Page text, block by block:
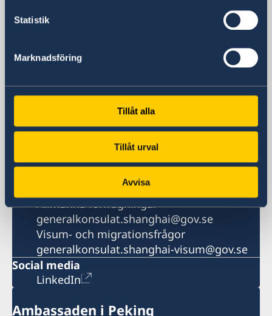
Statistik
Marknadsföring
Tillåt alla
Tillåt urval
Avvisa
1521-1541 Shanghai Central Plaza
Shanghai 200020
Telefonnummer
Allmänna förfrågningar
+86 21 5359 9610
Visum- och migrationsfrågor
+86 21 5359 9639
Fax
Allmänna förfrågningar
generalkonsulat.shanghai@gov.se
Visum- och migrationsfrågor
generalkonsulat.shanghai-visum@gov.se
Social media
LinkedIn
Ambassaden i Peking